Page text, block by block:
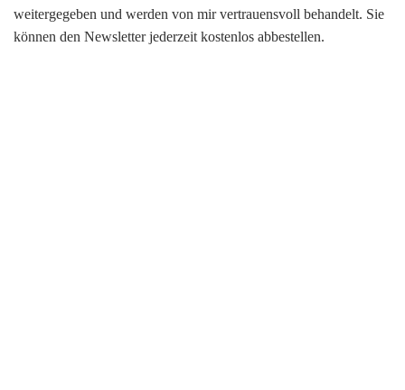
weitergegeben und werden von mir vertrauensvoll behandelt. Sie
können den Newsletter jederzeit kostenlos abbestellen.